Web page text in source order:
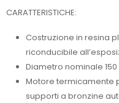
CARATTERISTICHE:
Costruzione in resina
riconducibile
Diametro nominale 150
Motore termicamente
supporti a bronzine